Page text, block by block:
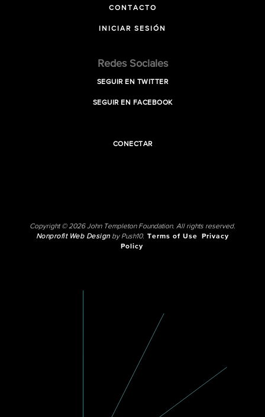
CONTACTO
INICIAR SESIÓN
Redes Sociales
SEGUIR EN TWITTER
SEGUIR EN FACEBOOK
CONECTAR
Copyright © 2026 John Templeton Foundation. All rights reserved.
Nonprofit Web Designby Push10. Terms of Use
Privacy
Policy